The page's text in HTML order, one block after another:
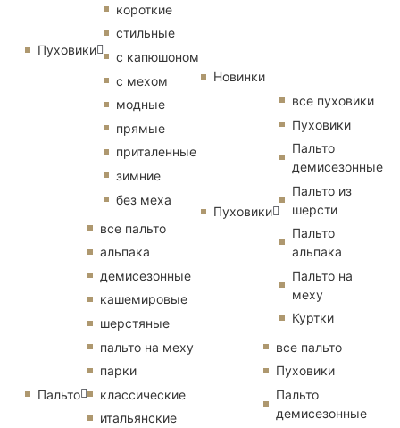
Пуховики
короткие
стильные
с капюшоном
с мехом
модные
прямые
приталенные
зимние
без меха
Пальто
все пальто
альпака
демисезонные
кашемировые
шерстяные
пальто на меху
парки
классические
итальянские
Новинки
Пуховики
все пуховики
Пуховики
Пальто
демисезонные
Пальто из
шерсти
Пальто
альпака
Пальто на
меху
Куртки
все пальто
Пуховики
Пальто
демисезонные